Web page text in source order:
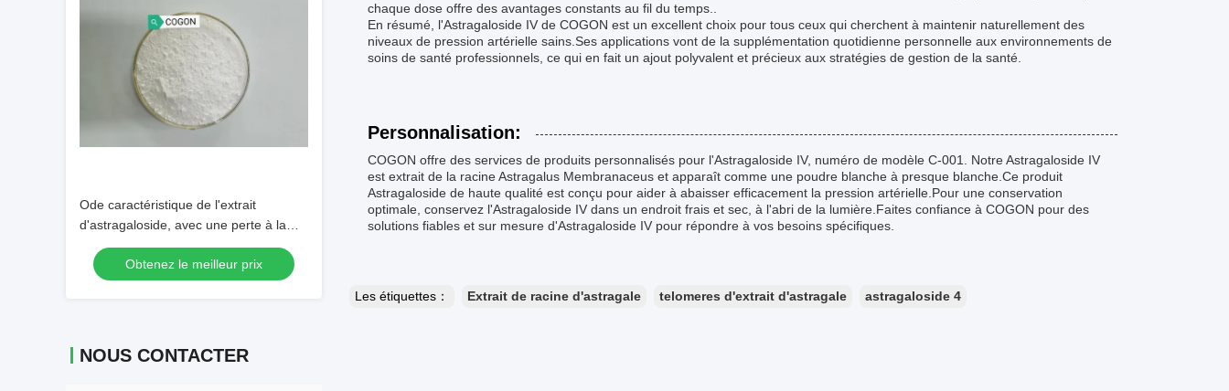
Ode caractéristique de l'extrait
d'astragaloside, avec une perte à la
dessiccation n'excédant pas 3 %,
adapté à la production de
compléments alimentaires
Obtenez le meilleur prix
NOUS CONTACTER
chaque dose offre des avantages constants au fil du temps..
En résumé, l'Astragaloside IV de COGON est un excellent choix pour tous ceux qui cherchent à maintenir naturellement des
niveaux de pression artérielle sains.Ses applications vont de la supplémentation quotidienne personnelle aux environnements de
soins de santé professionnels, ce qui en fait un ajout polyvalent et précieux aux stratégies de gestion de la santé.
Personnalisation:
COGON offre des services de produits personnalisés pour l'Astragaloside IV, numéro de modèle C-001. Notre Astragaloside IV
est extrait de la racine Astragalus Membranaceus et apparaît comme une poudre blanche à presque blanche.Ce produit
Astragaloside de haute qualité est conçu pour aider à abaisser efficacement la pression artérielle.Pour une conservation
optimale, conservez l'Astragaloside IV dans un endroit frais et sec, à l'abri de la lumière.Faites confiance à COGON pour des
solutions fiables et sur mesure d'Astragaloside IV pour répondre à vos besoins spécifiques.
Les étiquettes： Extrait de racine d'astragale telomeres d'extrait d'astragale astragaloside 4